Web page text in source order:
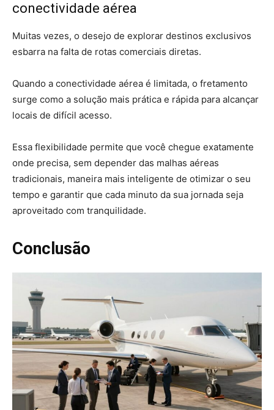
conectividade aérea
Muitas vezes, o desejo de explorar destinos exclusivos
esbarra na falta de rotas comerciais diretas.
Quando a conectividade aérea é limitada, o fretamento
surge como a solução mais prática e rápida para alcançar
locais de difícil acesso.
Essa flexibilidade permite que você chegue exatamente
onde precisa, sem depender das malhas aéreas
tradicionais, maneira mais inteligente de otimizar o seu
tempo e garantir que cada minuto da sua jornada seja
aproveitado com tranquilidade.
Conclusão